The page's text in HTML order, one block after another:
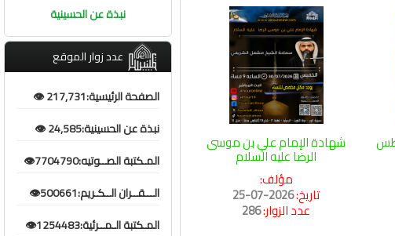
شهادة الإمام علي بن موسى
الرضا عليه السلام
مؤلف:
تاريخ:2026-07-25
عدد الزوار:286
نبذة عن الحسينية
عدد زوار الموقع
الصفحة الرئيسية:217,731 👁️
نبذة عن الحسينية:24,585 👁️
المـكتبة الصــوتيه:7704790👁️
الـــقــران الــكـريم:500661👁️
المـكتبة الـمــرئية:1254483👁️